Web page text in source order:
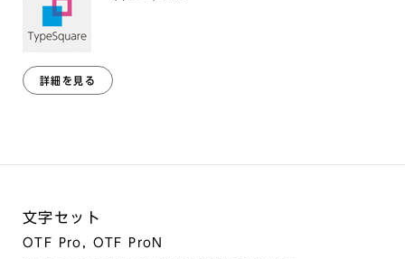
詳細を見る
文字セット
OTF Pro, OTF ProN